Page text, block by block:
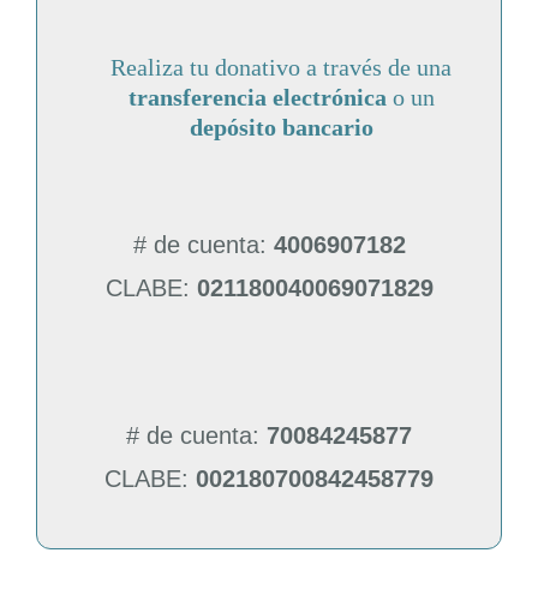
Realiza tu donativo a través de una
transferencia electrónica o un
depósito bancario
# de cuenta: 4006907182
CLABE: 021180040069071829
# de cuenta: 70084245877
CLABE: 002180700842458779